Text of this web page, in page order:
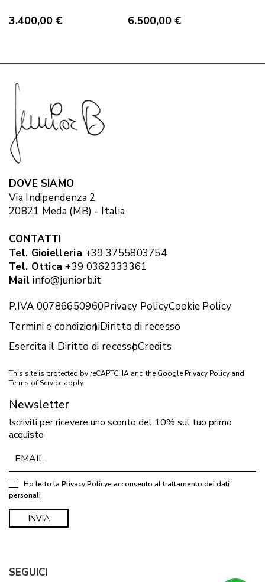
3.400,00 € 6.500,00 €
DOVE SIAMO
Via Indipendenza 2,
20821 Meda (MB) - Italia
CONTATTI
Tel. Gioielleria +39 3755803754
Tel. Ottica +39 0362333361
Mail info@juniorb.it
P.IVA 00786650960Privacy PolicyCookie Policy
Termini e condizioniDiritto di recesso
Esercita il Diritto di recessoCredits
This site is protected by reCAPTCHA and the Google Privacy Policy and
Terms of Service apply.
Newsletter
Iscriviti per ricevere uno sconto del 10% sul tuo primo
acquisto
Ho letto la Privacy Policye acconsento al trattamento dei dati
personali
SEGUICI